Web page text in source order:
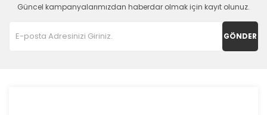
Güncel kampanyalarımızdan haberdar olmak için kayıt olunuz.
GÖNDER